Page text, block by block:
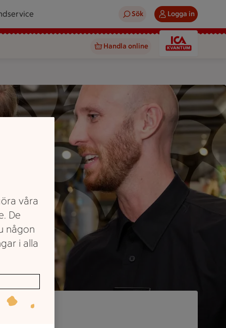
Sök Logga in
Handla online
våra
De
någon
i alla